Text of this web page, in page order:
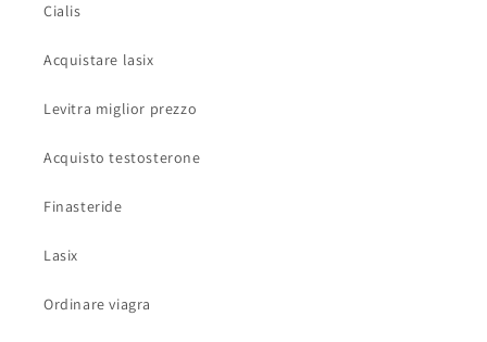
Cialis
Acquistare lasix
Levitra miglior prezzo
Acquisto testosterone
Finasteride
Lasix
Ordinare viagra